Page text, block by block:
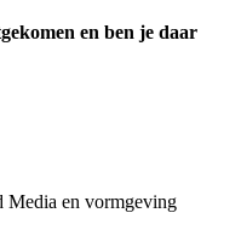
en ben je daar
Media en vormgeving